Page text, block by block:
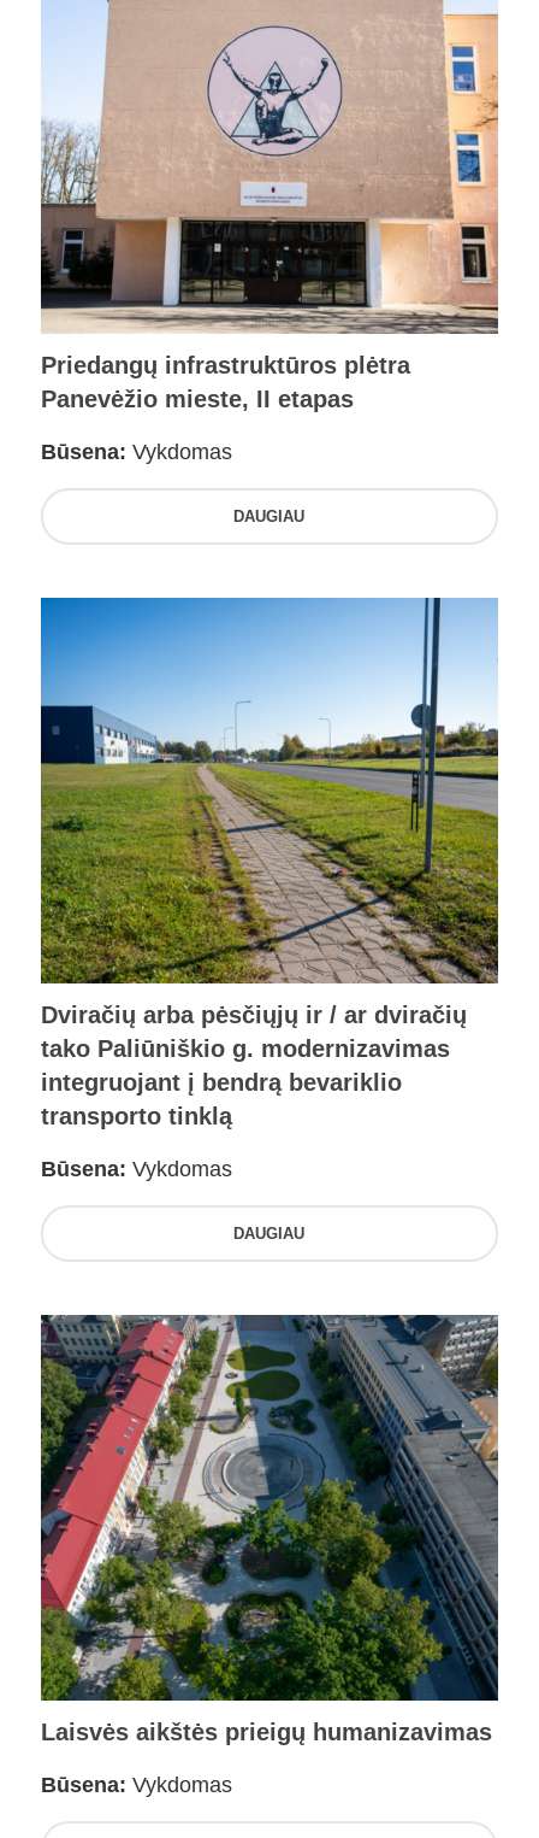
Priedangų infrastruktūros plėtra
Panevėžio mieste, II etapas
Būsena: Vykdomas
DAUGIAU
Dviračių arba pėsčiųjų ir / ar dviračių
tako Paliūniškio g. modernizavimas
integruojant į bendrą bevariklio
transporto tinklą
Būsena: Vykdomas
DAUGIAU
Laisvės aikštės prieigų humanizavimas
Būsena: Vykdomas